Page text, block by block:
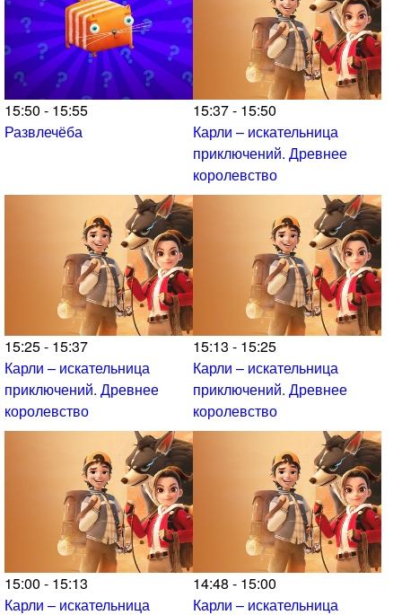
15:50 - 15:55
Развлечёба
15:37 - 15:50
Карли – искательница
приключений. Древнее
королевство
15:25 - 15:37
Карли – искательница
приключений. Древнее
королевство
15:13 - 15:25
Карли – искательница
приключений. Древнее
королевство
15:00 - 15:13
Карли – искательница
14:48 - 15:00
Карли – искательница